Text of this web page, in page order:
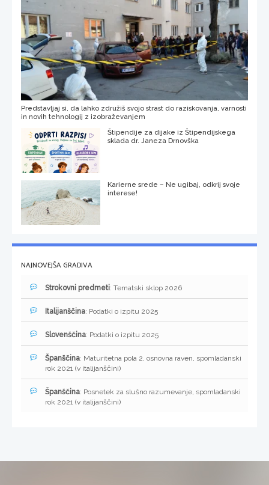
Predstavljaj si, da lahko združiš svojo strast do raziskovanja, varnosti
in novih tehnologij z izobraževanjem
Štipendije za dijake iz Štipendijskega
sklada dr. Janeza Drnovška
Karierne srede – Ne ugibaj, odkrij svoje
interese!
NAJNOVEJŠA GRADIVA
Strokovni predmeti: Tematski sklop 2026
Italijanščina: Podatki o izpitu 2025
Slovenščina: Podatki o izpitu 2025
Španščina: Maturitetna pola 2, osnovna raven, spomladanski
rok 2021 (v italijanščini)
Španščina: Posnetek za slušno razumevanje, spomladanski
rok 2021 (v italijanščini)